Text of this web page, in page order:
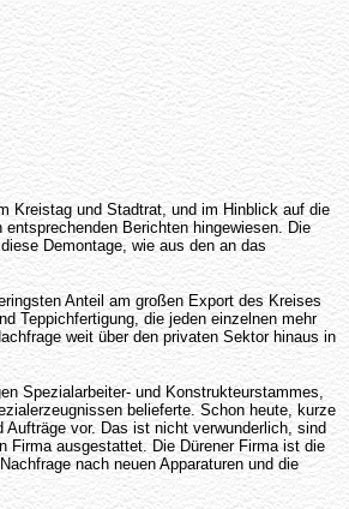
Kreistag und Stadtrat, und im Hinblick auf die
Berichten hingewiesen. Die
Demontage, wie aus den an das
Anteil am großen Export des Kreises
Teppichfertigung, die jeden einzelnen mehr
weit über den privaten Sektor hinaus in
Spezialarbeiter- und Konstrukteurstammes,
belieferte. Schon heute, kurze
vor. Das ist nicht verwunderlich, sind
Firma ausgestattet. Die Dürener Firma ist die
nach neuen Apparaturen und die